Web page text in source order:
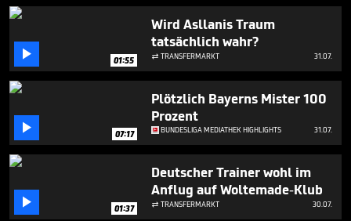
 01:55
Wird Asllanis Traum
tatsächlich wahr?
 TRANSFERMARKT 31.07.
 07:17
Plötzlich Bayerns Mister 100
Prozent
BUNDESLIGA MEDIATHEK HIGHLIGHTS 31.07.
 01:37
Deutscher Trainer wohl im
Anflug auf Woltemade-Klub
 TRANSFERMARKT 30.07.